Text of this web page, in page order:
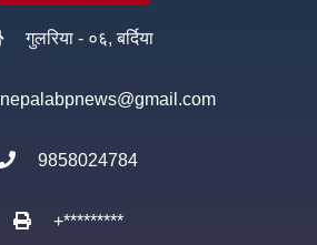
गुलरिया - ०६, बर्दिया
nepalabpnews@gmail.com
9858024784
+*********